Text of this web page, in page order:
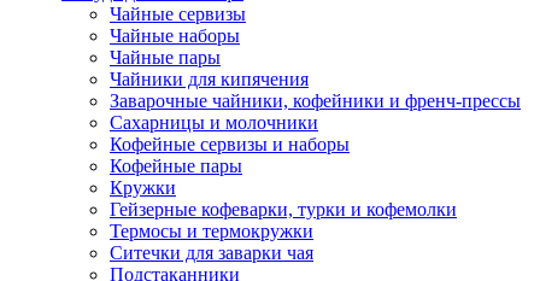
Чайные сервизы
Чайные наборы
Чайные пары
Чайники для кипячения
Заварочные чайники, кофейники и френч-прессы
Сахарницы и молочники
Кофейные сервизы и наборы
Кофейные пары
Кружки
Гейзерные кофеварки, турки и кофемолки
Термосы и термокружки
Ситечки для заварки чая
Подстаканники